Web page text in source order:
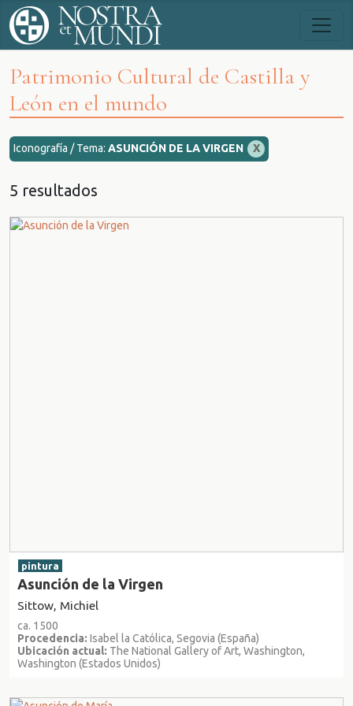
Patrimonio Cultural de Castilla y
León en el mundo
Iconografía / Tema: ASUNCIÓN DE LA VIRGEN X
5 resultados
pintura
Asunción de la Virgen
Sittow, Michiel
ca. 1500
Procedencia: Isabel la Católica, Segovia (España)
Ubicación actual: The National Gallery of Art, Washington,
Washington (Estados Unidos)